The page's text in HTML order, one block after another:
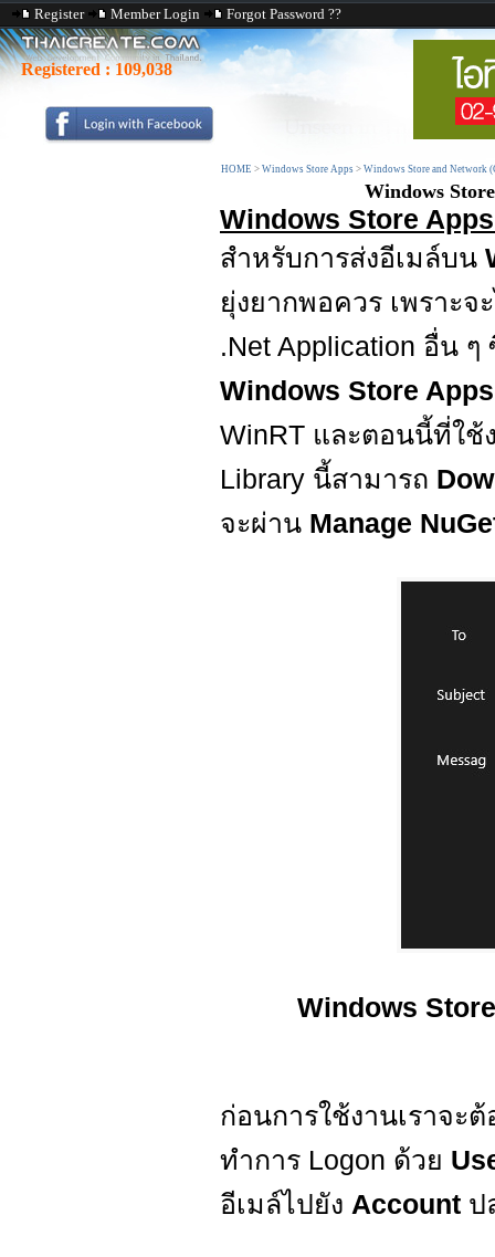
Register Member Login Forgot Password ??
Registered : 109,038
HOME > Windows Store Apps > Windows Store and Network
Windows
Windows Store
สำหรับการส่งอีเมล์บน
ยุ่งยากพอควร เพราะ
.Net Application อื่น
Windows Store
WinRT และตอนนี้ที่ใ
Library นี้สามารถ
จะผ่าน Manage
Windows
ก่อนการใช้งานเราจะ
ทำการ Logon ด้วย
อีเมล์ไปยัง Account ป